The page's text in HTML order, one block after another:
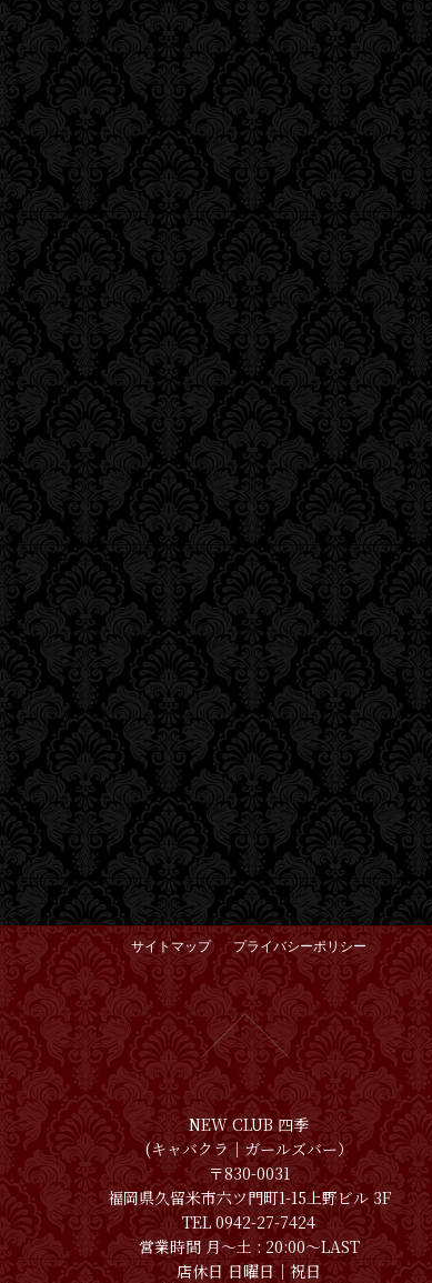
サイトマップ プライバシーポリシー
NEW CLUB 四季
(キャバクラ│ガールズバー）
〒830-0031
福岡県久留米市六ツ門町1-15上野ビル 3F
TEL 0942-27-7424
営業時間 月〜土 : 20:00～LAST
店休日 日曜日│祝日